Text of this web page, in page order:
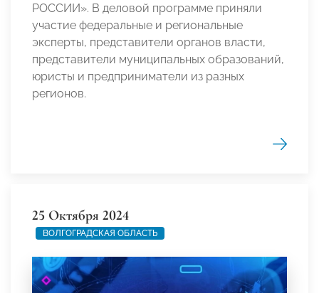
РОССИИ». В деловой программе приняли
участие федеральные и региональные
эксперты, представители органов власти,
представители муниципальных образований,
юристы и предприниматели из разных
регионов.
25 Октября 2024
ВОЛГОГРАДСКАЯ ОБЛАСТЬ